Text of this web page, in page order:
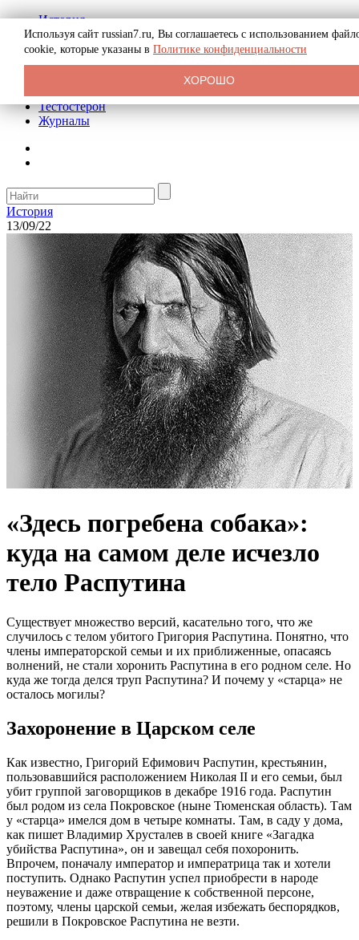
История
Биография
Криминал
Реклама на сайте
Тестостерон
Журналы
История
13/09/22
«Здесь погребена собака»:
куда на самом деле исчезло
тело Распутина
Существует множество версий, касательно того, что же
случилось с телом убитого Григория Распутина. Понятно, что
члены императорской семьи и их приближенные, опасаясь
волнений, не стали хоронить Распутина в его родном селе. Но
куда же тогда делся труп Распутина? И почему у «старца» не
осталось могилы?
Захоронение в Царском селе
Как известно, Григорий Ефимович Распутин, крестьянин,
пользовавшийся расположением Николая II и его семьи, был
убит группой заговорщиков в декабре 1916 года. Распутин
был родом из села Покровское (ныне Тюменская область). Там
у «старца» имелся дом в четыре комнаты. Там, в саду у дома,
как пишет Владимир Хрусталев в своей книге «Загадка
убийства Распутина», он и завещал себя похоронить.
Впрочем, поначалу император и императрица так и хотели
поступить. Однако Распутин успел приобрести в народе
неуважение и даже отвращение к собственной персоне,
поэтому, члены царской семьи, желая избежать беспорядков,
решили в Покровское Распутина не везти.
Используя сайт russian7.ru, Вы соглашаетесь с использованием
cookie, которые указаны в Политике конфиденциальности
ХОРОШО